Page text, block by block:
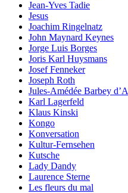
Jean-Yves Tadie
Jesus
Joachim Ringelnatz
John Maynard Keynes
Jorge Luis Borges
Joris Karl Huysmans
Josef Fenneker
Joseph Roth
Jules-Amédée Barbey
Karl Lagerfeld
Klaus Kinski
Kongo
Konversation
Kultur-Fernsehen
Kutsche
Lady Dandy
Laurence Sterne
Les fleurs du mal